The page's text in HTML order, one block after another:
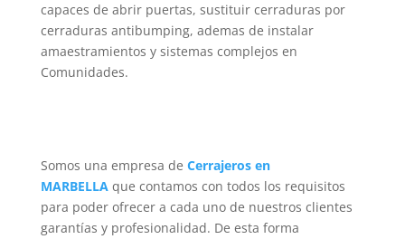
capaces de abrir puertas, sustituir cerraduras por
cerraduras antibumping, ademas de instalar
amaestramientos y sistemas complejos en
Comunidades.
Somos una empresa de Cerrajeros en
MARBELLAque contamos con todos los requisitos
para poder ofrecer a cada uno de nuestros clientes
garantías y profesionalidad. De esta forma